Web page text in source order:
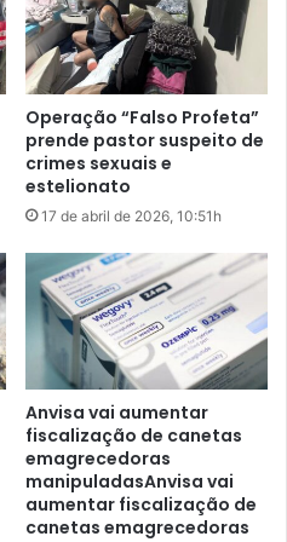
Operação “Falso Profeta”
prende pastor suspeito de
crimes sexuais e
estelionato
17 de abril de 2026, 10:51h
Anvisa vai aumentar
fiscalização de canetas
emagrecedoras
manipuladasAnvisa vai
aumentar fiscalização de
canetas emagrecedoras